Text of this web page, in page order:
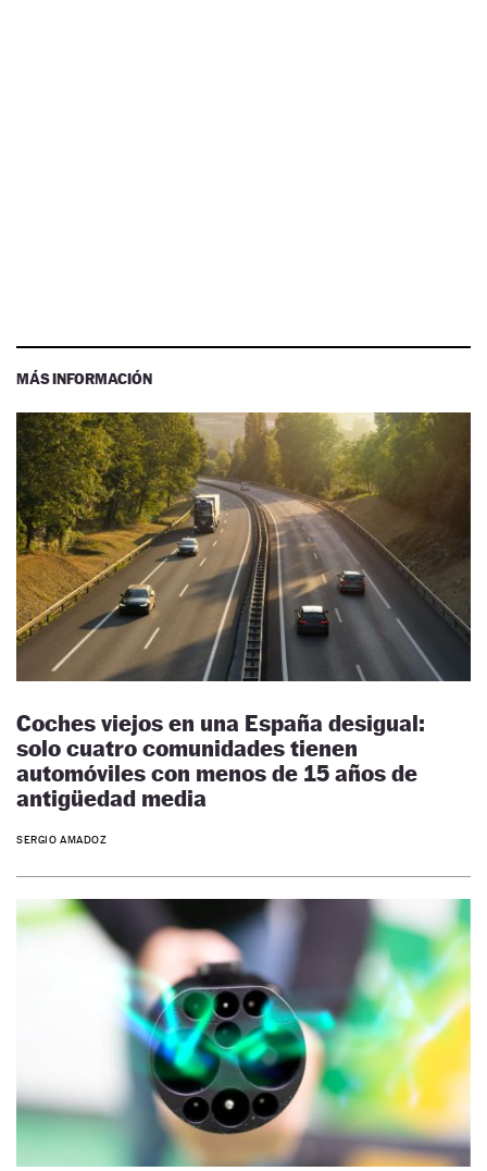
MÁS INFORMACIÓN
Coches viejos en una España desigual:
solo cuatro comunidades tienen
automóviles con menos de 15 años de
antigüedad media
SERGIO AMADOZ